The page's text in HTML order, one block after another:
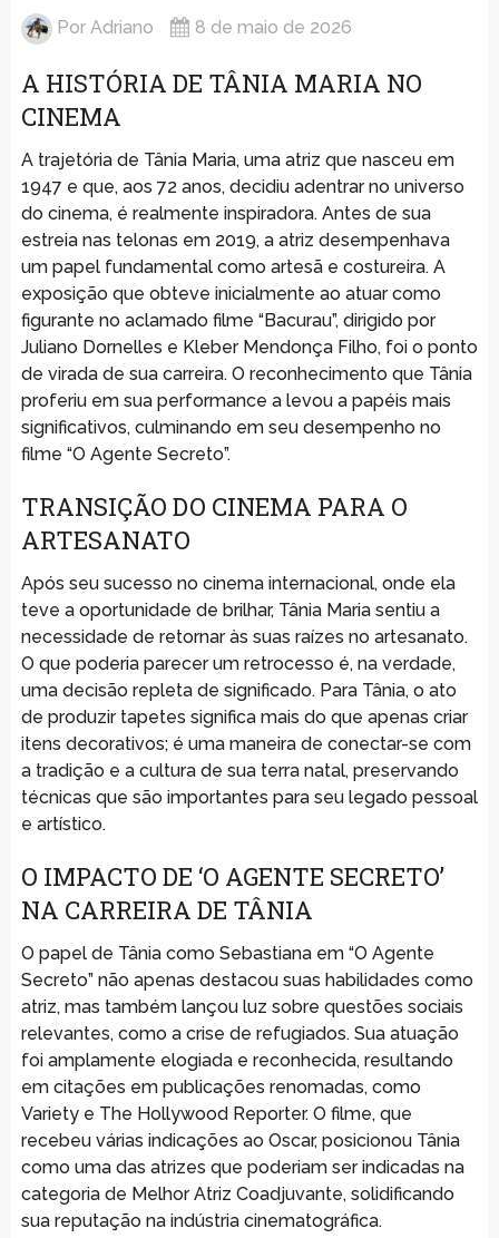
Por Adriano 8 de maio de 2026
A HISTÓRIA DE TÂNIA MARIA NO
CINEMA
A trajetória de Tânia Maria, uma atriz que nasceu em
1947 e que, aos 72 anos, decidiu adentrar no universo
do cinema, é realmente inspiradora. Antes de sua
estreia nas telonas em 2019, a atriz desempenhava
um papel fundamental como artesã e costureira. A
exposição que obteve inicialmente ao atuar como
figurante no aclamado filme “Bacurau”, dirigido por
Juliano Dornelles e Kleber Mendonça Filho, foi o ponto
de virada de sua carreira. O reconhecimento que Tânia
proferiu em sua performance a levou a papéis mais
significativos, culminando em seu desempenho no
filme “O Agente Secreto”.
TRANSIÇÃO DO CINEMA PARA O
ARTESANATO
Após seu sucesso no cinema internacional, onde ela
teve a oportunidade de brilhar, Tânia Maria sentiu a
necessidade de retornar às suas raízes no artesanato.
O que poderia parecer um retrocesso é, na verdade,
uma decisão repleta de significado. Para Tânia, o ato
de produzir tapetes significa mais do que apenas criar
itens decorativos; é uma maneira de conectar-se com
a tradição e a cultura de sua terra natal, preservando
técnicas que são importantes para seu legado pessoal
e artístico.
O IMPACTO DE ‘O AGENTE SECRETO’
NA CARREIRA DE TÂNIA
O papel de Tânia como Sebastiana em “O Agente
Secreto” não apenas destacou suas habilidades como
atriz, mas também lançou luz sobre questões sociais
relevantes, como a crise de refugiados. Sua atuação
foi amplamente elogiada e reconhecida, resultando
em citações em publicações renomadas, como
Variety e The Hollywood Reporter. O filme, que
recebeu várias indicações ao Oscar, posicionou Tânia
como uma das atrizes que poderiam ser indicadas na
categoria de Melhor Atriz Coadjuvante, solidificando
sua reputação na indústria cinematográfica.